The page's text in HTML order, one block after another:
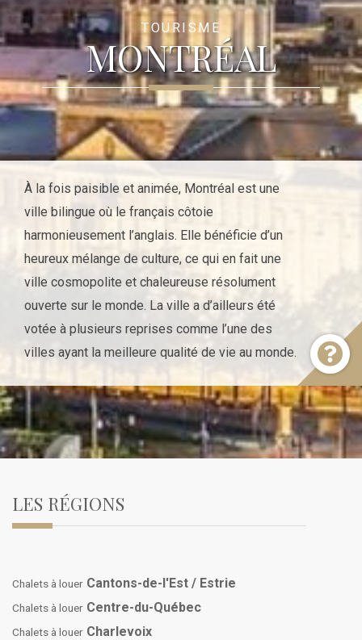
TOURISME
MONTRÉAL
À la fois paisible et animée, Montréal est une
ville bilingue où le français côtoie
harmonieusement l’anglais. Elle bénéficie d’un
heureux mélange de culture, ce qui en fait une
ville cosmopolite et chaleureuse résolument
ouverte sur le monde. La ville a d’ailleurs été
votée à plusieurs reprises comme l’une des
villes ayant la meilleure qualité de vie au monde.
LES RÉGIONS
Chalets à louer Cantons-de-l'Est / Estrie
Chalets à louer Centre-du-Québec
Chalets à louer Charlevoix